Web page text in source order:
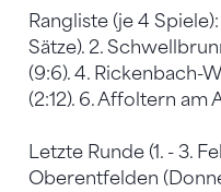
Rangliste (je 4
Sätze). 2.
(9:6). 4. Rickenbach-
(2:12). 6. Affoltern am
Letzte Runde (1. - 3.
Oberentfelden